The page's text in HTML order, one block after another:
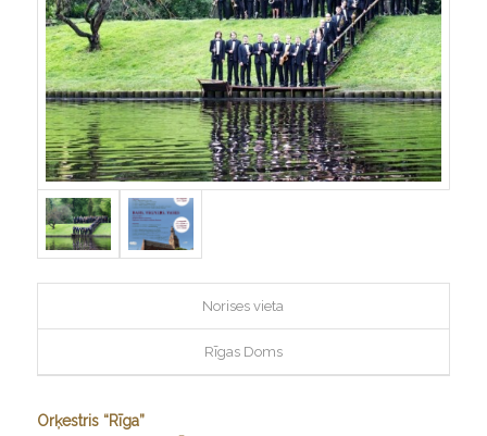
Norises vieta
Rīgas Doms
Orķestris “Rīga”